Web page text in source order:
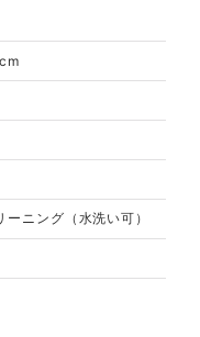
ニング（水洗い可）